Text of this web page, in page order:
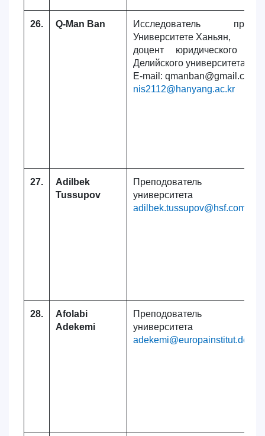
26. Q-Man Ban
Исследователь
Университете Ханьян,
доцент юридического
Делийского университета
E-mail: qmanban@gmail.com
nis2112@hanyang.ac.kr
27.
Adilbek
Tussupov
Преподователь
университета
adilbek.tussupov@hsf.com
28.
Afolabi
Adekemi
Преподователь
университета
adekemi@europainstitut.de